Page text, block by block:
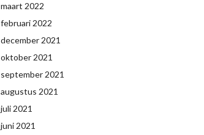
maart 2022
februari 2022
december 2021
oktober 2021
september 2021
augustus 2021
juli 2021
juni 2021